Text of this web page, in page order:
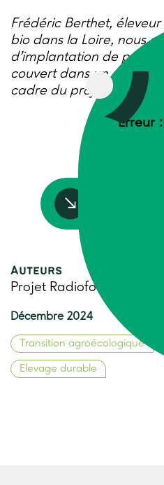
Erreur :
Frédéric Berthet,
bio dans la Loire, nous
d’implantation de
couvert dans un court
cadre du projet Radio
Auteurs
Projet Radiofourrages
Décembre 2024
Transition agroécologique
Elevage durable